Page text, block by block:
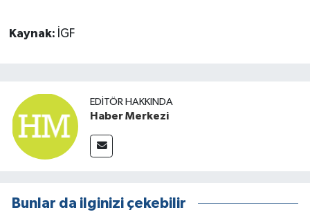
Kaynak: İGF
EDITÖR HAKKINDA
Haber Merkezi
Bunlar da ilginizi çekebilir